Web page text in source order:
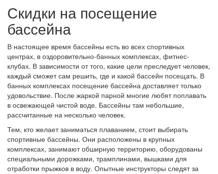
Скидки на посещение
бассейна
В настоящее время бассейны есть во всех спортивных
центрах, в оздоровительно-банных комплексах, фитнес-
клубах. В зависимости от того, какие цели преследует человек,
каждый сможет сам решить, где и какой бассейн посещать. В
банных комплексах посещение бассейна доставляет только
удовольствие. После жаркой парной многие любят поплавать
в освежающей чистой воде. Бассейны там небольшие,
рассчитанные на несколько человек.
Тем, кто желает заниматься плаванием, стоит выбирать
спортивные бассейны. Они расположены в крупных
комплексах, занимают обширную территорию, оборудованы
специальными дорожками, трамплинами, вышками для
отработки прыжков в воду. Опытные инструкторы следят за